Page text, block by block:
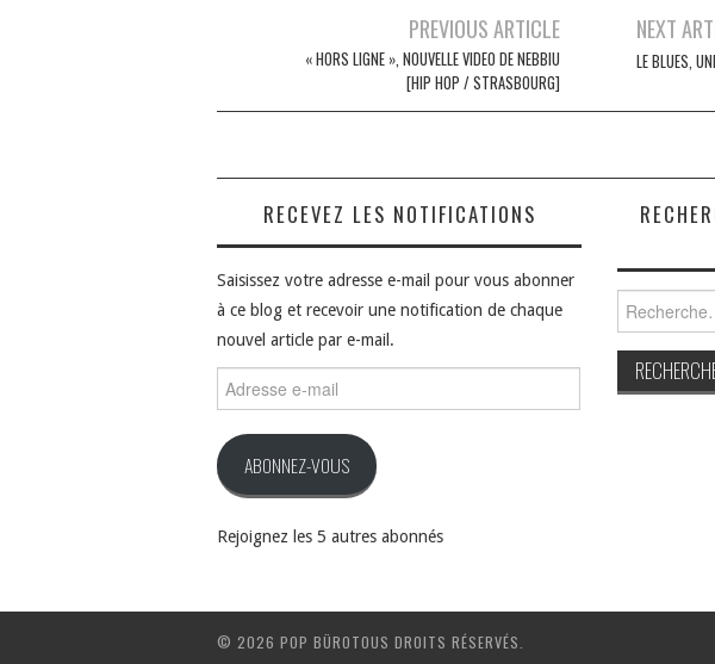
PREVIOUS ARTICLE
« HORS LIGNE », NOUVELLE VIDEO DE NEBBIU
[HIP HOP / STRASBOURG]
NEXT
LE BLUES,
RECEVEZ LES NOTIFICATIONS
Saisissez votre adresse e-mail pour vous abonner
à ce blog et recevoir une notification de chaque
nouvel article par e-mail.
Adresse
e-
ABONNEZ-VOUS
Rejoignez les 5 autres abonnés
Rechercher :
© 2026 POP BÜROTOUS DROITS RÉSERVÉS.